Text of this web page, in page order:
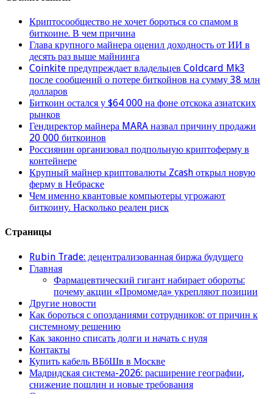
Криптосообщество не хочет бороться со спамом в
биткоине. В чем причина
Глава крупного майнера оценил доходность от ИИ в
десять раз выше майнинга
Coinkite предупреждает владельцев Coldcard Mk3
после сообщений о потере биткойнов на сумму 38 млн
долларов
Биткоин остался у $64 000 на фоне отскока азиатских
рынков
Гендиректор майнера MARA назвал причину продажи
20 000 биткоинов
Россиянин организовал подпольную криптоферму в
контейнере
Крупный майнер криптовалюты Zcash открыл новую
ферму в Небраске
Чем именно квантовые компьютеры угрожают
биткоину. Насколько реален риск
Страницы
Rubin Trade: децентрализованная биржа будущего
Главная
Фармацевтический гигант набирает обороты:
почему акции «Промомеда» укрепляют позиции
Другие новости
Как бороться с опозданиями сотрудников: от причин к
системному решению
Как законно списать долги и начать с нуля
Контакты
Купить кабель ВБбШв в Москве
Мадридская система-2026: расширение географии,
снижение пошлин и новые требования